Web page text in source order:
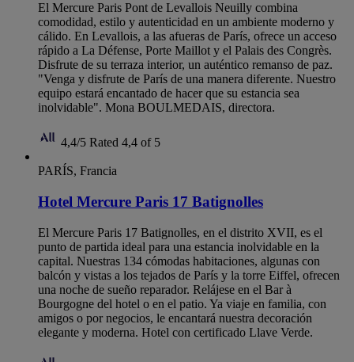
El Mercure Paris Pont de Levallois Neuilly combina
comodidad, estilo y autenticidad en un ambiente moderno y
cálido. En Levallois, a las afueras de París, ofrece un acceso
rápido a La Défense, Porte Maillot y el Palais des Congrès.
Disfrute de su terraza interior, un auténtico remanso de paz.
"Venga y disfrute de París de una manera diferente. Nuestro
equipo estará encantado de hacer que su estancia sea
inolvidable". Mona BOULMEDAIS, directora.
4,4/5 Rated 4,4 of 5
PARÍS, Francia
Hotel Mercure Paris 17 Batignolles
El Mercure Paris 17 Batignolles, en el distrito XVII, es el
punto de partida ideal para una estancia inolvidable en la
capital. Nuestras 134 cómodas habitaciones, algunas con
balcón y vistas a los tejados de París y la torre Eiffel, ofrecen
una noche de sueño reparador. Relájese en el Bar à
Bourgogne del hotel o en el patio. Ya viaje en familia, con
amigos o por negocios, le encantará nuestra decoración
elegante y moderna. Hotel con certificado Llave Verde.